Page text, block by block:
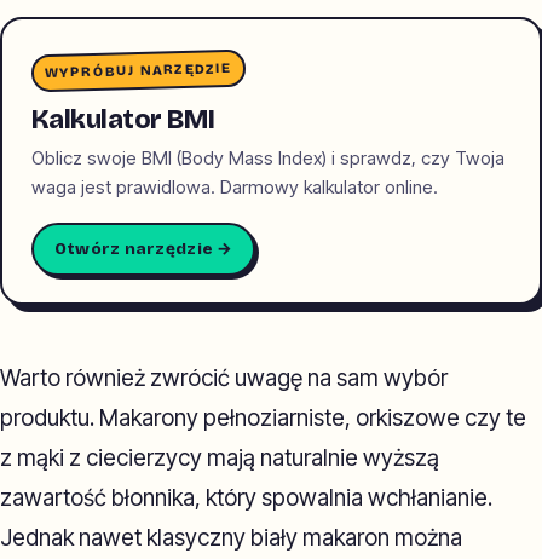
WYPRÓBUJ NARZĘDZIE
Kalkulator BMI
Oblicz swoje BMI (Body Mass Index) i sprawdz, czy Twoja
waga jest prawidlowa. Darmowy kalkulator online.
Otwórz narzędzie →
Warto również zwrócić uwagę na sam wybór
produktu. Makarony pełnoziarniste, orkiszowe czy te
z mąki z ciecierzycy mają naturalnie wyższą
zawartość błonnika, który spowalnia wchłanianie.
Jednak nawet klasyczny biały makaron można